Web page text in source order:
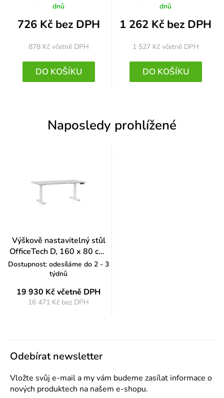
dnů
726 Kč bez DPH
878 Kč včetně DPH
DO KOŠÍKU
dnů
1 262 Kč bez DPH
1 527 Kč včetně DPH
DO KOŠÍKU
Naposledy prohlížené
Výškově nastavitelný stůl
OfficeTech D, 160 x 80 cm,
bílá podnož, světle šedá
Dostupnost: odesíláme do 2 - 3
týdnů
19 930 Kčvčetně DPH
16 471 Kč bez DPH
Odebírat newsletter
Vložte svůj e-mail a my vám budeme zasílat informace o
nových produktech na našem e-shopu.